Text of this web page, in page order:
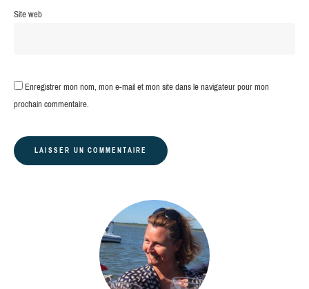
Site web
Enregistrer mon nom, mon e-mail et mon site dans le navigateur pour mon
prochain commentaire.